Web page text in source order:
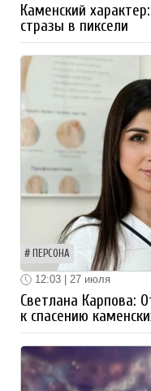
Каменский
стразы в пиксели
ПЕРСОНА
12:03 | 27 июля
Светлана Карпова:
к спасению